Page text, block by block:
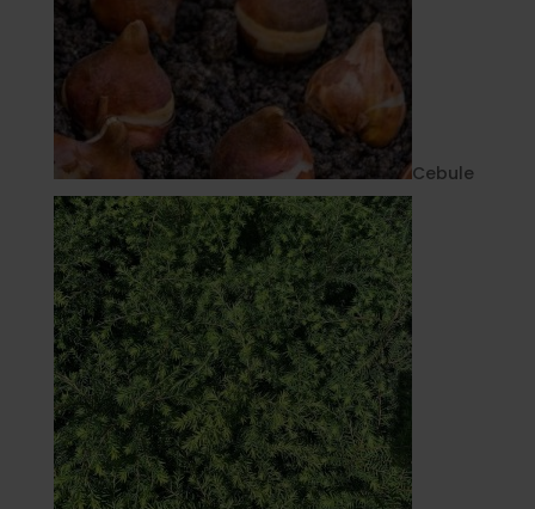
Cebule